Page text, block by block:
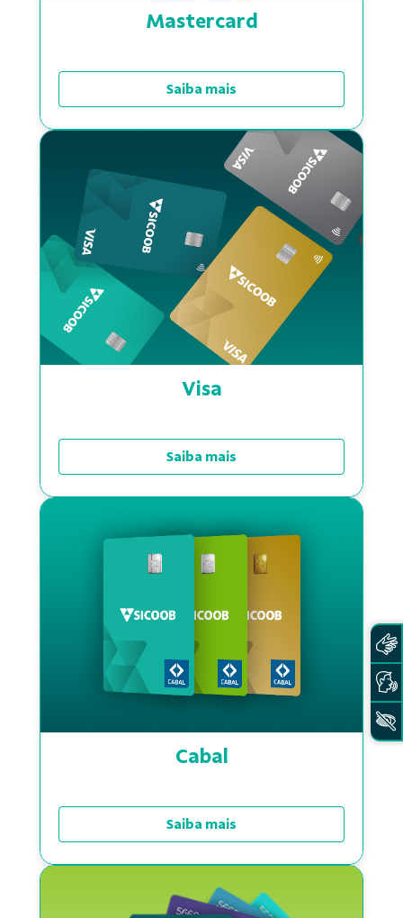
Mastercard
Saiba mais
Visa
Saiba mais
Cabal
Saiba mais